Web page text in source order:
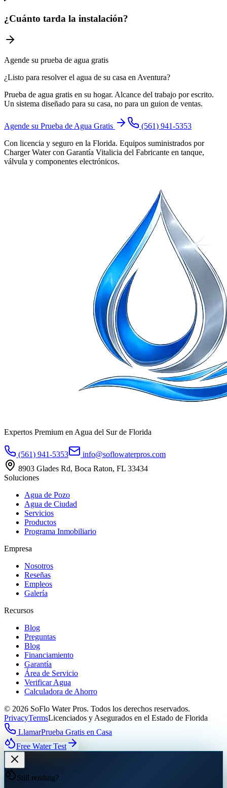
¿Cuánto tarda la instalación?
Agende su prueba de agua gratis
¿Listo para resolver el agua de su casa en Aventura?
Prueba de agua gratis en su hogar. Alcance del trabajo por escrito.
Un sistema diseñado para su casa, no para un guion de ventas.
Agende su Prueba de Agua Gratis
(561) 941-5353
Con licencia y seguro en la Florida. Equipos suministrados por
Charger Water con Garantía Vitalicia del Fabricante en tanque,
válvula y componentes electrónicos.
Expertos Premium en Agua del Sur de Florida
(561) 941-5353
info@soflowaterpros.com
8903 Glades Rd, Boca Raton, FL 33434
Soluciones
Agua de Pozo
Agua de Ciudad
Servicios
Productos
Programa Inmobiliario
Empresa
Nosotros
Reseñas
Empleos
Galería
Recursos
Blog
Preguntas
Blog
Financiamiento
Garantía
Área de Servicio
Verificar Agua
Calculadora de Ahorro
© 2026 SoFlo Water Pros. Todos los derechos reservados.
PrivacyTermsLicenciados y Asegurados en el Estado de Florida
LlamarPrueba Gratis en Casa
Free Water Test
Still reading?